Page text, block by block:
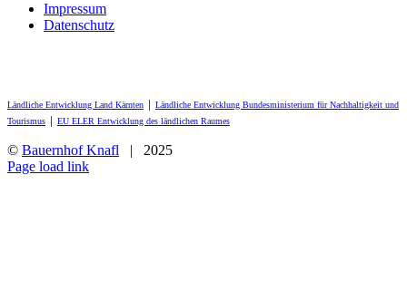
Impressum
Datenschutz
Ländliche Entwicklung Land Kärnten
Ländliche Entwicklung Bundesministerium für Nachhaltigkeit und
Tourismus
EU ELER Entwicklung des ländlichen Raumes
© Bauernhof Knafl | 2025
Facebook
Page load link